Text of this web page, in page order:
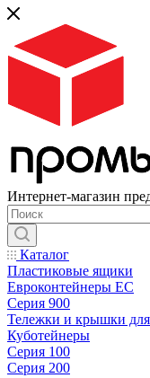
Интернет-магазин
Каталог
Пластиковые ящики
Евроконтейнеры ЕС
Серия 900
Тележки и крышки
Куботейнеры
Серия 100
Серия 200